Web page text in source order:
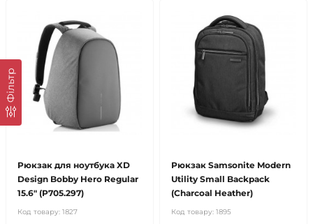
Фільтр
Рюкзак для ноутбука XD
Design Bobby Hero Regular
15.6" (P705.297)
Код товару: 1827
Рюкзак Samsonite Modern
Utility Small Backpack
(Charcoal Heather)
Код товару: 1895